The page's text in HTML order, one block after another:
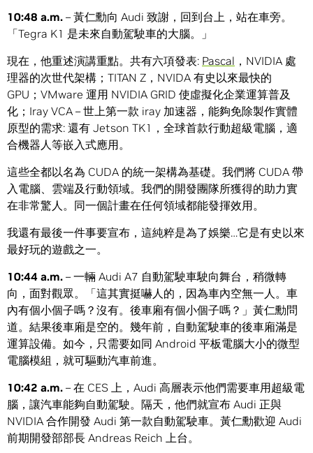
10:48 a.m. – 黃仁勳向 Audi 致謝，回到台上，站在車旁。
「Tegra K1 是未來自動駕駛車的大腦。」
現在，他重述演講重點。共有六項發表: Pascal ，NVIDIA 處
理器的次世代架構；TITAN Z，NVIDA 有史以來最快的
GPU；VMware 運用 NVIDIA GRID 使虛擬化企業運算普及
化；Iray VCA – 世上第一款 iray 加速器，能夠免除製作實體
原型的需求: 還有 Jetson TK1，全球首款行動超級電腦，適
合機器人等嵌入式應用。
這些全都以名為 CUDA 的統一架構為基礎。我們將 CUDA 帶
入電腦、雲端及行動領域。我們的開發團隊所獲得的助力實
在非常驚人。同一個計畫在任何領域都能發揮效用。
我還有最後一件事要宣布，這純粹是為了娛樂…它是有史以來
最好玩的遊戲之一。
10:44 a.m. – 一輛 Audi A7 自動駕駛車駛向舞台，稍微轉
向，面對觀眾。「這其實挺嚇人的，因為車內空無一人。車
內有個小個子嗎？沒有。後車廂有個小個子嗎？」黃仁勳問
道。結果後車廂是空的。幾年前，自動駕駛車的後車廂滿是
運算設備。如今，只需要如同 Android 平板電腦大小的微型
電腦模組，就可驅動汽車前進。
10:42 a.m. – 在 CES 上，Audi 高層表示他們需要車用超級電
腦，讓汽車能夠自動駕駛。隔天，他們就宣布 Audi 正與
NVIDIA 合作開發 Audi 第一款自動駕駛車。黃仁勳歡迎 Audi
前期開發部部長 Andreas Reich 上台。